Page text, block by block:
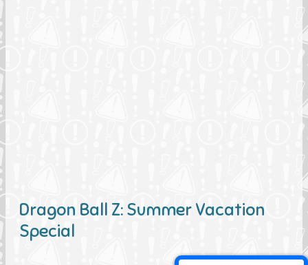
Dragon Ball Z: Summer Vacation
Special